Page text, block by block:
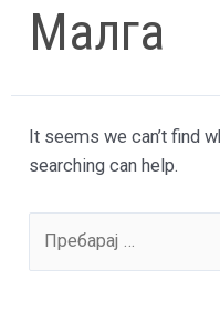
Малга
It seems we can’t find
searching can help.